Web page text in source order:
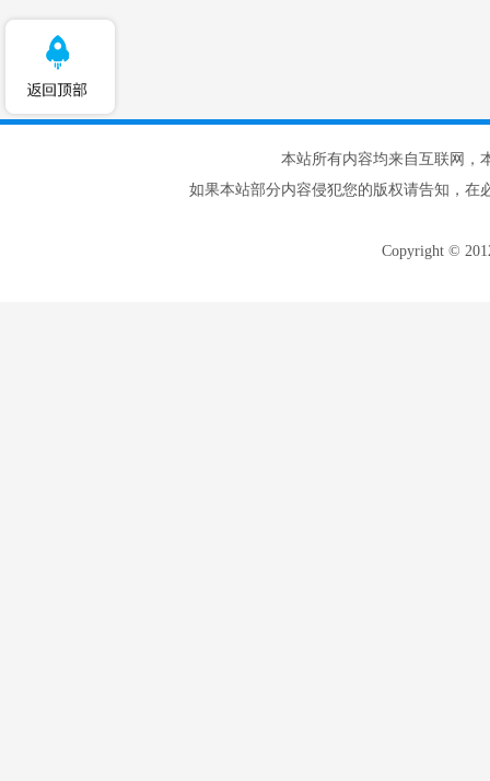
本站所有内容均来自互联网，
如果本站部分内容侵犯您的版权请告知，在
Copyright ©